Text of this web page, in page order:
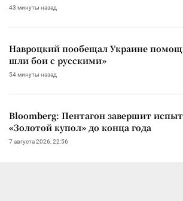
43 минуты назад
Навроцкий пообещал Украине
шли бои с русскими»
54 минуты назад
Bloomberg: Пентагон завершит
«Золотой купол» до конца года
7 августа 2026, 22:56